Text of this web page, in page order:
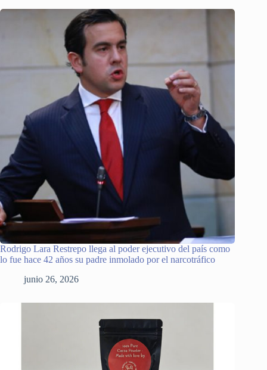
Rodrigo Lara Restrepo llega al poder ejecutivo del país como
lo fue hace 42 años su padre inmolado por el narcotráfico
junio 26, 2026